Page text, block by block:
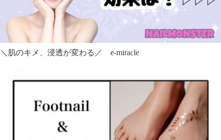
＼肌のキメ、浸透が変わる／ e-miracle